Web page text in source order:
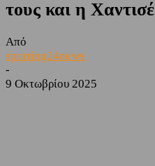
τους και η Χαντισέ
Από
sporting24news
-
9 Οκτωβρίου 2025